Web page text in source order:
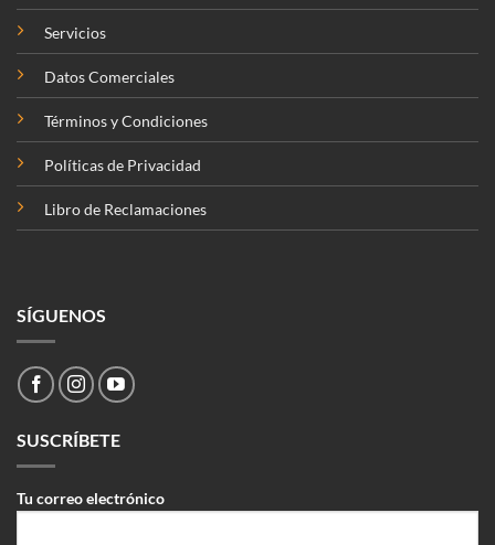
Servicios
Datos Comerciales
Términos y Condiciones
Políticas de Privacidad
Libro de Reclamaciones
SÍGUENOS
SUSCRÍBETE
Tu correo electrónico